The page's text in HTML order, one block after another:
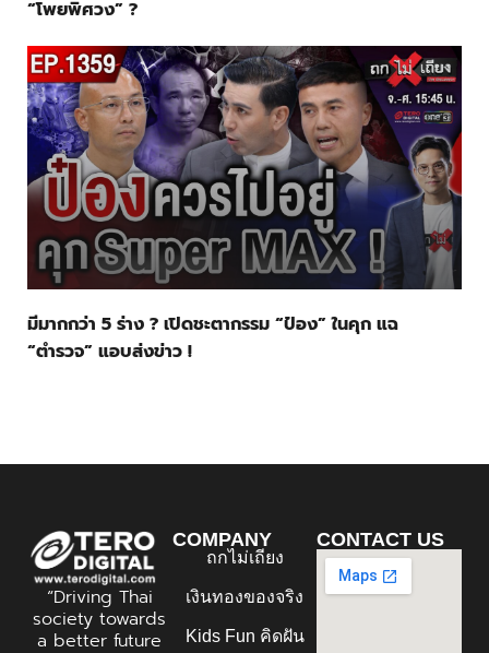
“โพยพิศวง” ?
มีมากกว่า 5 ร่าง ? เปิดชะตากรรม “ป๋อง” ในคุก แฉ
“ตำรวจ” แอบส่งข่าว !
“Driving Thai
society towards
a better future
COMPANY
ถกไม่เถียง
เงินทองของจริง
Kids Fun คิดฝัน
CONTACT US